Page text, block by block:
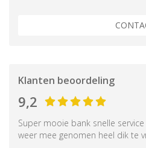
Klanten beoordeling
9,2
Super mooie bank snelle
weer mee genomen heel dik te